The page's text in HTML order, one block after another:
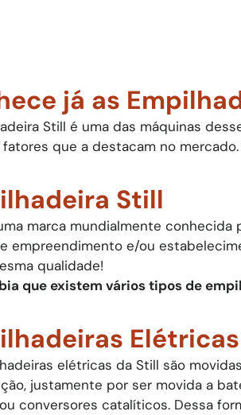
já as
Still é uma das máquinas
que a destacam no
Still
marca mundialmente
empreendimento e/ou
qualidade!
que existem vários tipos de
elétricas da Still são
justamente por ser movida a
conversores catalíticos. Dessa